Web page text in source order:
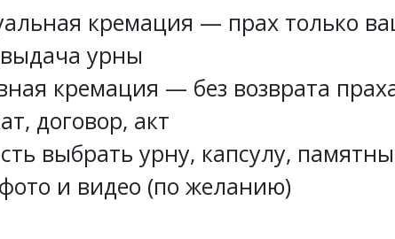
кремация — прах только
урны
кремация — без возврата
договор, акт
выбрать урну, капсулу,
и видео (по желанию)